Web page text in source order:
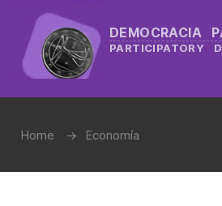
DEMOCRACIA
PARTICIPATORY
Home Economía